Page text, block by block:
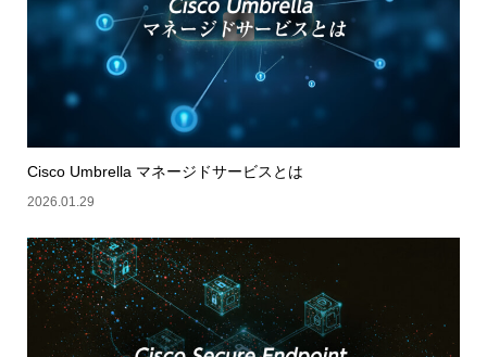
Cisco Umbrella マネージドサービスとは
2026.01.29